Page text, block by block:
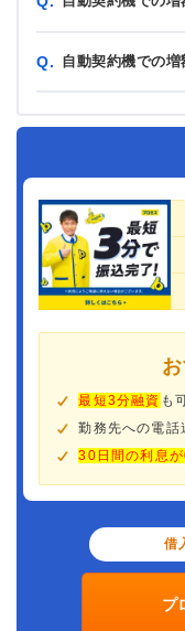
Q. 自動契約機での増
最短3分融資 も
勤務先への電話
30日間の利息が
借
プ